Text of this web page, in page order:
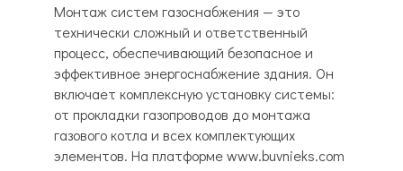
Монтаж систем газоснабжения — это
технически сложный и ответственный
процесс, обеспечивающий безопасное и
эффективное энергоснабжение здания. Он
включает комплексную установку системы:
от прокладки газопроводов до монтажа
газового котла и всех комплектующих
элементов. На платформе www.buvnieks.com